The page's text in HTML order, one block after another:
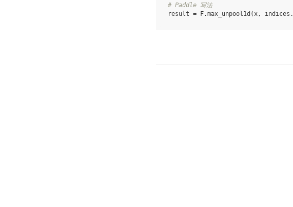
# Paddle 写法
result = F.max_unpool1d (x, indices .